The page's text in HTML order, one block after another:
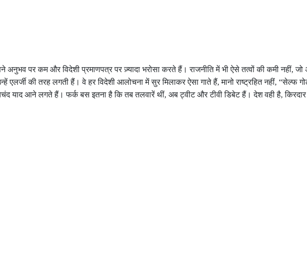
अनुभव पर कम और विदेशी प्रमाणपत्र पर ज़्यादा भरोसा करते हैं। राजनीति में भी ऐसे तत्वों की कमी नहीं,
एलर्जी की तरह लगती हैं। वे हर विदेशी आलोचना में सुर मिलाकर ऐसा गाते हैं, मानो राष्ट्रहित नहीं, “सेल्फ
याद आने लगते हैं। फर्क बस इतना है कि तब तलवारें थीं, अब ट्वीट और टीवी डिबेट हैं। देश वही है,